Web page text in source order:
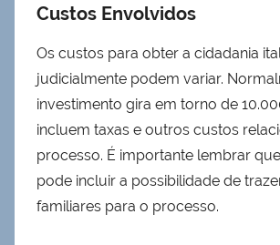
Custos Envolvidos
Os custos para obter a cidadania
judicialmente podem variar.
investimento gira em torno de
incluem taxas e outros custos
processo. É importante lembrar
pode incluir a possibilidade de
familiares para o processo.